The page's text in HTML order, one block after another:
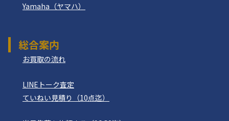
Yamaha（ヤマハ）
総合案内
お買取の流れ
LINEトーク査定
ていねい見積り（10点迄）